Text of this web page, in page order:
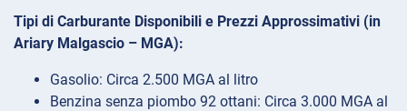
Tipi di Carburante Disponibili e Prezzi Approssimativi (in
Ariary Malgascio – MGA):
Gasolio: Circa 2.500 MGA al litro
Benzina senza piombo 92 ottani: Circa 3.000 MGA al